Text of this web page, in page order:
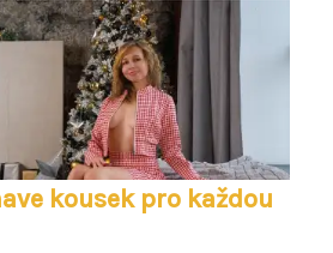
kousek pro každou